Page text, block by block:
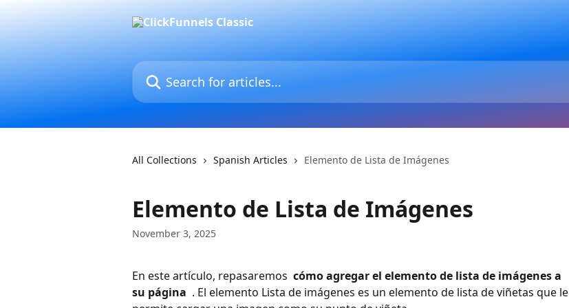
Search for articles...
All Collections Spanish Articles Elemento de Lista de Imágenes
Elemento de Lista de Imágenes
November 3, 2025
En este artículo, repasaremos cómo agregar el elemento de lista de imágenes a
su página . El elemento Lista de imágenes es un elemento de lista de viñetas que le